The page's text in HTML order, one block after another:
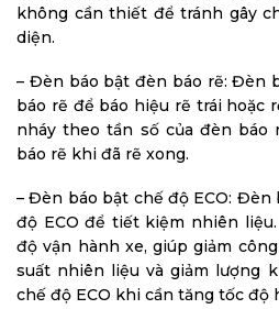
không cần thiết để tránh gây
diện.
– Đèn báo bật đèn báo rẽ: Đèn
báo rẽ để báo hiệu rẽ trái hoặc
nháy theo tần số của đèn báo
báo rẽ khi đã rẽ xong.
– Đèn báo bật chế độ ECO:
độ ECO để tiết kiệm nhiên
độ vận hành xe, giúp giảm
suất nhiên liệu và giảm lượng
chế độ ECO khi cần tăng tốc độ